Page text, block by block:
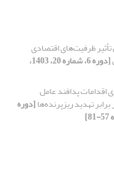
ظرفیت‌های اقتصادی
[دوره 6، شماره 20، 1403،
اقدامات پدافند عامل
تهدید ریزپرنده‌ها[دوره